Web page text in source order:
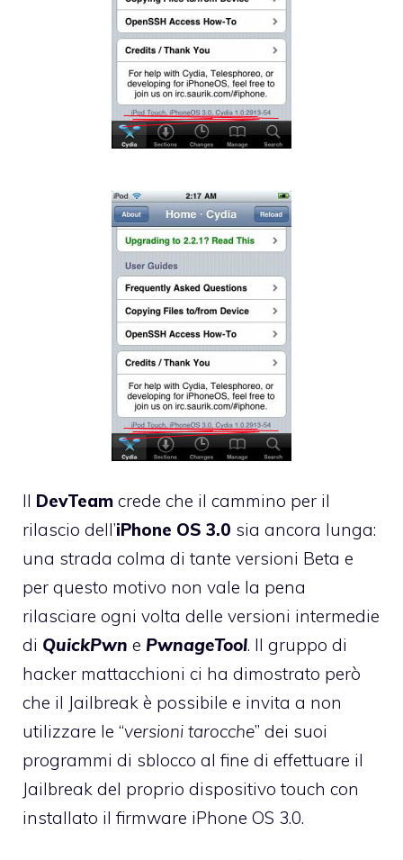
Il DevTeam crede che il cammino per il
rilascio dell’iPhone OS 3.0 sia ancora lunga:
una strada colma di tante versioni Beta e
per questo motivo non vale la pena
rilasciare ogni volta delle versioni intermedie
di QuickPwn e PwnageTool. Il gruppo di
hacker mattacchioni ci ha dimostrato però
che il Jailbreak è possibile e invita a non
utilizzare le “versioni tarocche” dei suoi
programmi di sblocco al fine di effettuare il
Jailbreak del proprio dispositivo touch con
installato il firmware iPhone OS 3.0.